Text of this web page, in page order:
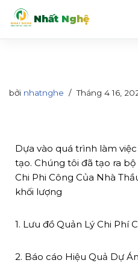
Nhất Nghệ
bởi nhatnghe Tháng 4 16,
Dựa vào quá trình làm
tạo. Chúng tôi đã tạo ra
Chi Phi Công Của Nhà
khối lượng
1. Lưu đồ Quản Lý Chi Phí
2. Báo cáo Hiệu Quả Dự Án